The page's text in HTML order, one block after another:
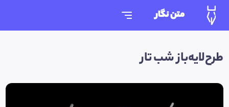
متن نگار
طرح‌لایه‌باز شب تار